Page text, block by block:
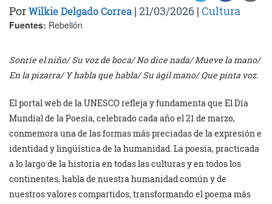
PorWilkie Delgado Correa | 21/03/2026 | Cultura
Fuentes: Rebelión
Sonríe el niño/ Su voz de boca/ No dice nada/ Mueve la mano/
En la pizarra/ Y habla que habla/ Su ágil mano/ Que pinta voz.
El portal web de la UNESCO refleja y fundamenta que El Día
Mundial de la Poesía, celebrado cada año el 21 de marzo,
conmemora una de las formas más preciadas de la expresión e
identidad y lingüística de la humanidad. La poesía, practicada
a lo largo de la historia en todas las culturas y en todos los
continentes, habla de nuestra humanidad común y de
nuestros valores compartidos, transformando el poema más